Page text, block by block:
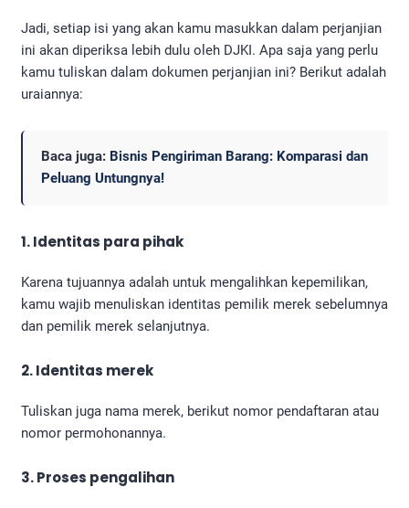
Jadi, setiap isi yang akan kamu masukkan dalam perjanjian
ini akan diperiksa lebih dulu oleh DJKI. Apa saja yang perlu
kamu tuliskan dalam dokumen perjanjian ini? Berikut adalah
uraiannya:
Baca juga: Bisnis Pengiriman Barang: Komparasi dan
Peluang Untungnya!
1. Identitas para pihak
Karena tujuannya adalah untuk mengalihkan kepemilikan,
kamu wajib menuliskan identitas pemilik merek sebelumnya
dan pemilik merek selanjutnya.
2. Identitas merek
Tuliskan juga nama merek, berikut nomor pendaftaran atau
nomor permohonannya.
3. Proses pengalihan